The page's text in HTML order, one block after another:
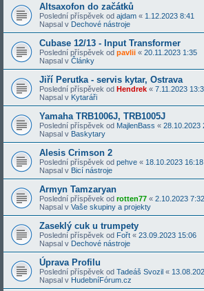
Altsaxofon do začátků
Poslední příspěvek od ajdam « 1.12.2023 8:41
Napsal v Dechové nástroje
Cubase 12/13 - Input Transformer
Poslední příspěvek od pavlii « 20.11.2023 1:35
Napsal v Články
Jiří Perutka - servis kytar, Ostrava
Poslední příspěvek od Hendrek « 7.11.2023
Napsal v Kytaráři
Yamaha TRB1006J, TRB1005J
Poslední příspěvek od MajlenBass « 28.10.2023
Napsal v Baskytary
Alesis Crimson 2
Poslední příspěvek od pehve « 18.10.2023 16:18
Napsal v Bicí nástroje
Armyn Tamzaryan
Poslední příspěvek od rotten77 « 2.10.2023 7:32
Napsal v Vaše skupiny a projekty
Zaseklý cuk u trumpety
Poslední příspěvek od Fořt « 23.09.2023 15:06
Napsal v Dechové nástroje
Úprava Profilu
Poslední příspěvek od Tadeáš Svozil «
Napsal v HudebníFórum.cz